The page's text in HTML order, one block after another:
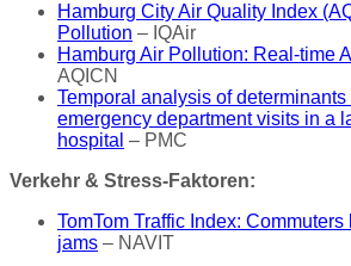
Hamburg City Air Quality Index
Pollution – IQAir
Hamburg Air Pollution: Real-time
AQICN
Temporal analysis of
emergency department visits in a
hospital – PMC
Verkehr & Stress-Faktoren:
TomTom Traffic Index:
jams – NAVIT